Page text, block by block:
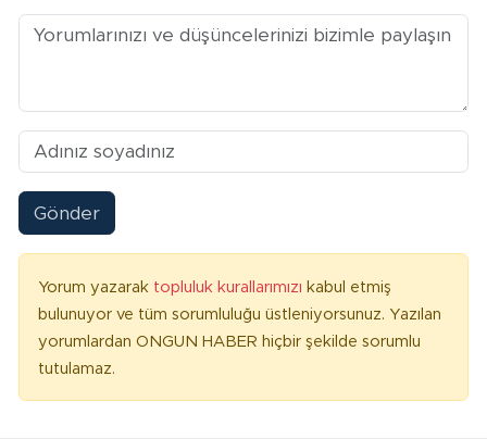
Gönder
Yorum yazarak topluluk kurallarımızı kabul etmiş
bulunuyor ve tüm sorumluluğu üstleniyorsunuz. Yazılan
yorumlardan ONGUN HABER hiçbir şekilde sorumlu
tutulamaz.